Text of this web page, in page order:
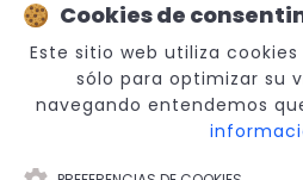
© 2026 Sabino Arana
Cookies de
Este sitio web utiliza
sólo para optimizar su
navegando entendemos